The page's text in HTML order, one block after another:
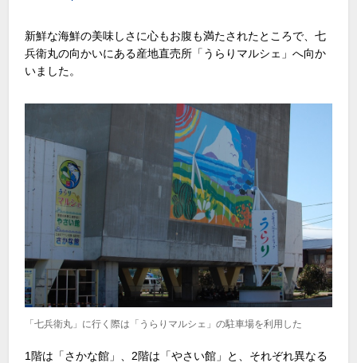
新鮮な海鮮の美味しさに心もお腹も満たされたところで、七
兵衛丸の向かいにある産地直売所「うらりマルシェ」へ向か
いました。
「七兵衛丸」に行く際は「うらりマルシェ」の駐車場を利用した
1階は「さかな館」、2階は「やさい館」と、それぞれ異なる